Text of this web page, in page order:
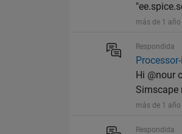
más de 1 año
Respondida
Hi @nour
Simscape
más de 1 año
Respondida